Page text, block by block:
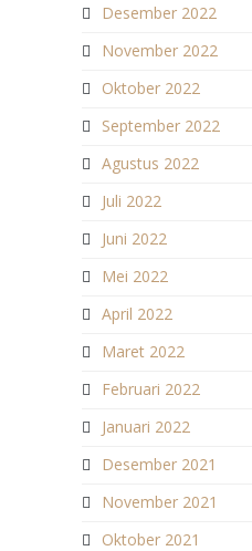
Desember 2022
November 2022
Oktober 2022
September 2022
Agustus 2022
Juli 2022
Juni 2022
Mei 2022
April 2022
Maret 2022
Februari 2022
Januari 2022
Desember 2021
November 2021
Oktober 2021